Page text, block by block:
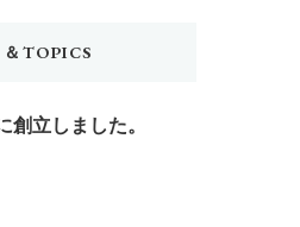
TOPICS
立しました。